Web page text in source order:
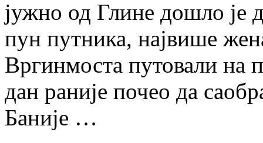
јужно од Глине дошло је
пун путника, највише
Вргинмоста путовали на
дан раније почео да
Баније …